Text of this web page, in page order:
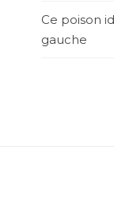
Ce poison
gauche